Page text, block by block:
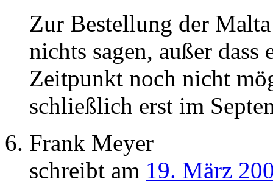
Zur Bestellung der
nichts sagen, außer
Zeitpunkt noch nicht
schließlich erst im
Frank Meyer
schreibt am 19. März